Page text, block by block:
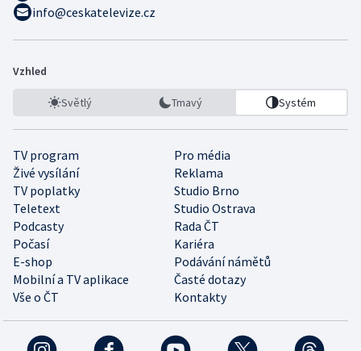
info@ceskatelevize.cz
Vzhled
Světlý Tmavý Systém
TV program
Pro média
Živé vysílání
Reklama
TV poplatky
Studio Brno
Teletext
Studio Ostrava
Podcasty
Rada ČT
Počasí
Kariéra
E-shop
Podávání námětů
Mobilní a TV aplikace
Časté dotazy
Vše o ČT
Kontakty